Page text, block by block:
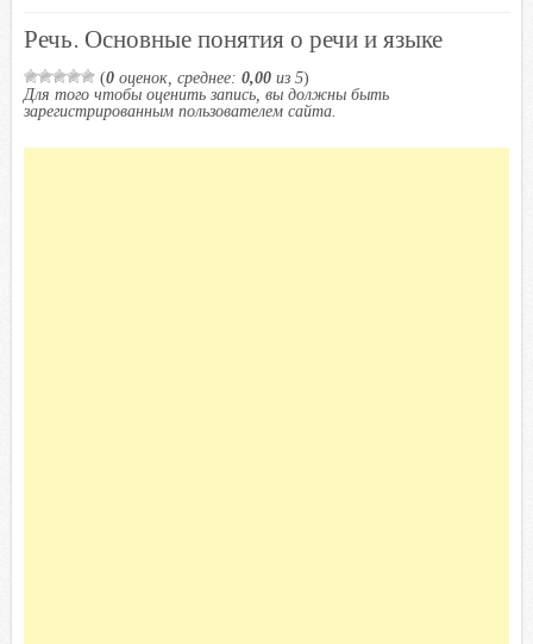
Речь. Основные понятия о речи и языке
(0 оценок, среднее: 0,00 из 5)
Для того чтобы оценить запись, вы должны быть
зарегистрированным пользователем сайта.